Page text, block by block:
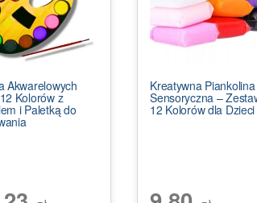
Akwarelowych
Kolorów z
i Paletką do
Kreatywna Piankolina
Sensoryczna –
12 Kolorów dla Dzieci